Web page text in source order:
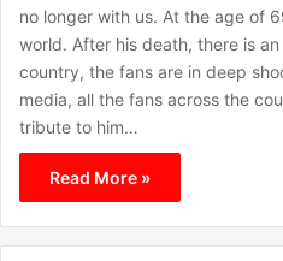
no longer with us. At the age of
world. After his death, there is
country, the fans are in deep
media, all the fans across the
tribute to him…
Read More »